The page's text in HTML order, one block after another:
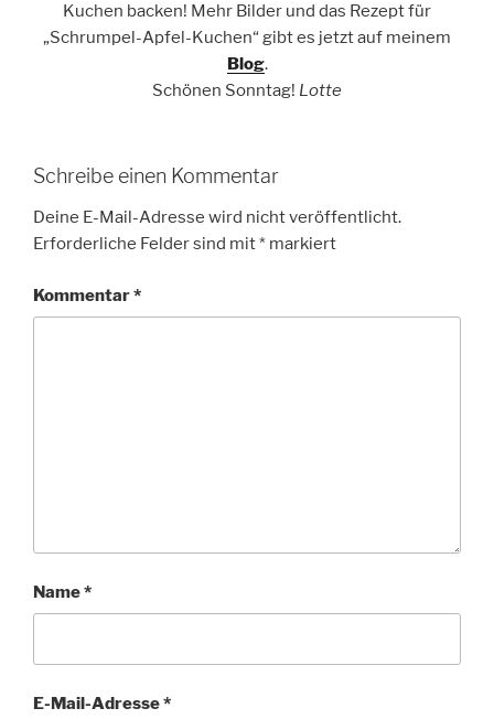
Kuchen backen! Mehr Bilder und das Rezept für
„Schrumpel-Apfel-Kuchen“ gibt es jetzt auf meinem
Blog.
Schönen Sonntag! Lotte
Schreibe einen Kommentar
Deine E-Mail-Adresse wird nicht veröffentlicht.
Erforderliche Felder sind mit* markiert
Kommentar*
Name*
E-Mail-Adresse*